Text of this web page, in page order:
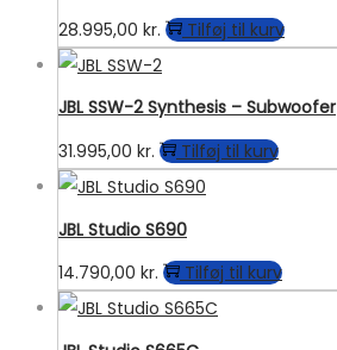
28.995,00 kr. Tilføj til kurv
JBL SSW-2 Synthesis – Subwoofer
31.995,00 kr. Tilføj til kurv
JBL Studio S690
14.790,00 kr. Tilføj til kurv